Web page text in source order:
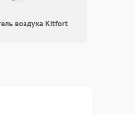
Подробнее →
воздуха Kitfort